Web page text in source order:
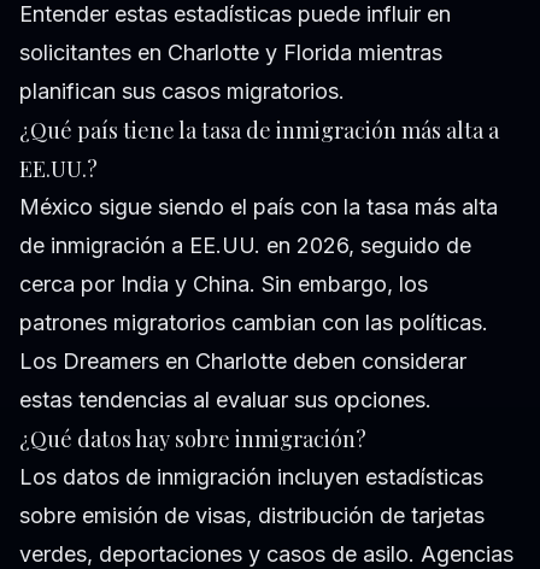
Entender estas estadísticas puede influir en
solicitantes en Charlotte y Florida mientras
planifican sus casos migratorios.
¿Qué país tiene la tasa de inmigración más alta a
EE.UU.?
México sigue siendo el país con la tasa más alta
de inmigración a EE.UU. en 2026, seguido de
cerca por India y China. Sin embargo, los
patrones migratorios cambian con las políticas.
Los Dreamers en Charlotte deben considerar
estas tendencias al evaluar sus opciones.
¿Qué datos hay sobre inmigración?
Los datos de inmigración incluyen estadísticas
sobre emisión de visas, distribución de tarjetas
verdes, deportaciones y casos de asilo. Agencias